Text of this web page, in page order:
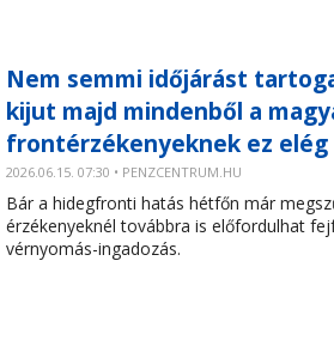
Nem semmi időjárást
kijut majd mindenből a
frontérzékenyeknek ez elég
2026.06.15. 07:30 • PENZCENTRUM.HU
Bár a hidegfronti hatás hétfőn már
érzékenyeknél továbbra is előfordulhat
vérnyomás-ingadozás.